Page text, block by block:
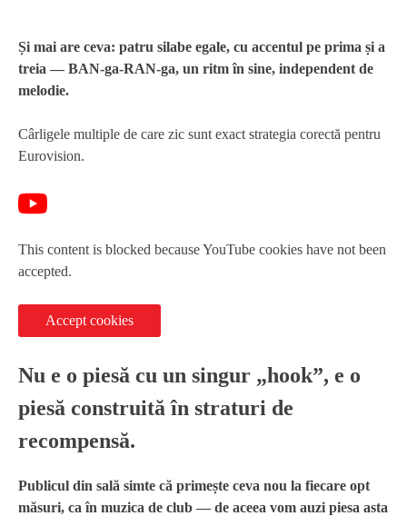
Și mai are ceva: patru silabe egale, cu accentul pe prima și a
treia — BAN-ga-RAN-ga, un ritm în sine, independent de
melodie.
Cârligele multiple de care zic sunt exact strategia corectă pentru
Eurovision.
This content is blocked because YouTube cookies have not been
accepted.
Accept cookies
Nu e o piesă cu un singur „hook”, e o
piesă construită în straturi de
recompensă.
Publicul din sală simte că primește ceva nou la fiecare opt
măsuri, ca în muzica de club — de aceea vom auzi piesa asta